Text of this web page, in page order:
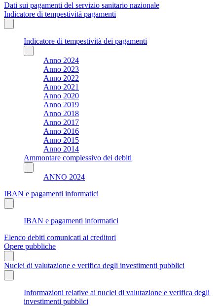
Dati sui pagamenti del servizio sanitario nazionale
Indicatore di tempestività pagamenti
Indicatore di tempestività dei pagamenti
Anno 2024
Anno 2023
Anno 2022
Anno 2021
Anno 2020
Anno 2019
Anno 2018
Anno 2017
Anno 2016
Anno 2015
Anno 2014
Ammontare complessivo dei debiti
ANNO 2024
IBAN e pagamenti informatici
IBAN e pagamenti informatici
Elenco debiti comunicati ai creditori
Opere pubbliche
Nuclei di valutazione e verifica degli investimenti pubblici
Informazioni relative ai nuclei di valutazione e verifica degli
investimenti pubblici